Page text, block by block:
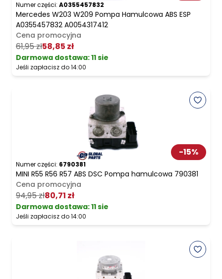
Numer części: A0355457832
Mercedes W203 W209 Pompa Hamulcowa ABS ESP
A0355457832 A0054317412
Cena promocyjna
61,95 zł58,85 zł
Darmowa dostawa:11 sie
Jeśli zapłacisz do 14:00
-15%
Numer części: 6790381
MINI R55 R56 R57 ABS DSC Pompa hamulcowa 790381
Cena promocyjna
94,95 zł80,71 zł
Darmowa dostawa:11 sie
Jeśli zapłacisz do 14:00